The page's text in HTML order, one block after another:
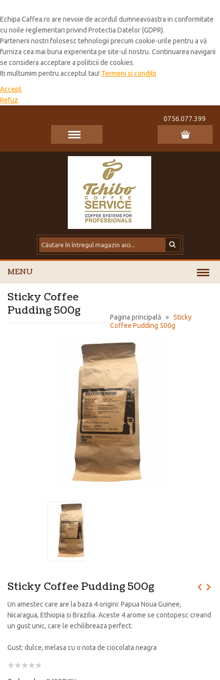
Echipa Caffea.ro are nevoie de acordul dumneavoastra in conformitate
cu noile reglementari privind Protectia Datelor (GDPR).
Partenerii nostri folosesc tehnologii precum cookie-urile pentru a vă
furniza cea mai buna experienta pe site-ul nostru. Continuarea navigarii
se considera acceptare a politicii de cookies.
Iti multumim pentru acceptul tau! Termeni si conditii
Accept
Refuz
0756.077.399
MENU
Pagina principală » Sticky
Coffee Pudding 500g
Sticky Coffee
Pudding 500g
Sticky Coffee Pudding 500g
Un amestec care are la baza 4 origini: Papua Noua Guinee,
Nicaragua, Ethiopia si Brazilia. Aceste 4 arome se contopesc creand
un gust unic, care le echilibreaza perfect.
Gust: dulce, melasa cu o nota de ciocolata neagra